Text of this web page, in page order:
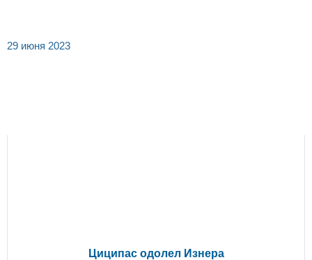
29 июня 2023
Циципас одолел Изнера